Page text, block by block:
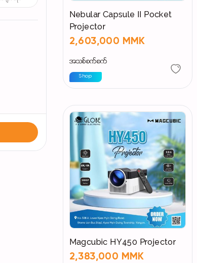
Nebular Capsule II Pocket
Projector
2,603,000 MMK
အသစ်စက်စက်
Shop
Magcubic HY450 Projector
2,383,000 MMK